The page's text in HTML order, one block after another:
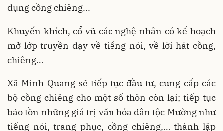
dụng cồng chiêng...
Khuyến khích, cổ vũ các nghệ nhân có kế hoạch
mở lớp truyền dạy về tiếng nói, về lời hát cồng,
chiêng…
Xã Minh Quang sẽ tiếp tục đầu tư, cung cấp các
bộ cồng chiêng cho một số thôn còn lại; tiếp tục
bảo tồn những giá trị văn hóa dân tộc Mường như
tiếng nói, trang phục, cồng chiêng,… thành lập